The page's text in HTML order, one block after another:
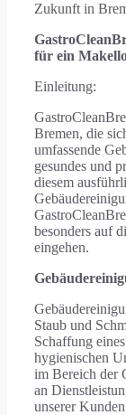
Zukunft in
für ein
Einleitung:
Bremen, die
umfassende
gesundes und
diesem
besonders auf
eingehen.
Staub und
Schaffung
hygienischen
im Bereich der
an
unserer